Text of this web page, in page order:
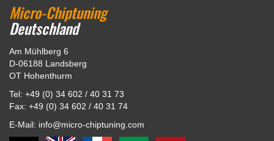
Micro-Chiptuning
Deutschland
Am Mühlberg 6
D-06188 Landsberg
OT Hohenthurm
Tel: +49 (0) 34 602 / 40 31 73
Fax: +49 (0) 34 602 / 40 31 74
E-Mail: info@micro-chiptuning.com